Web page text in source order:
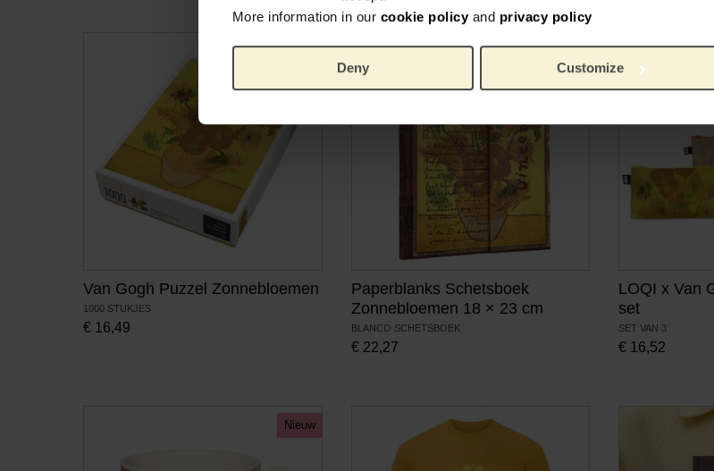
More information in our cookie policy and privacy policy
Deny Customize
Van Gogh Puzzel Zonnebloemen
1000 STUKJES
€ 16,49
Paperblanks Schetsboek
Zonnebloemen 18 × 23 cm
BLANCO SCHETSBOEK
€ 22,27
LOQI x Van
set
SET VAN 3
€ 16,52
Nieuw